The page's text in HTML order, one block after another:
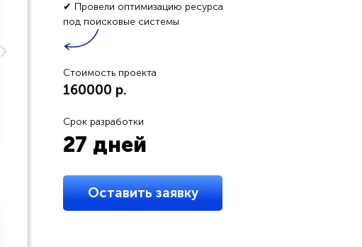
✔ Провели оптимизацию ресурса
под поисковые системы
Стоимость проекта
160000 p.
Срок разработки
27 дней
Оставить заявку